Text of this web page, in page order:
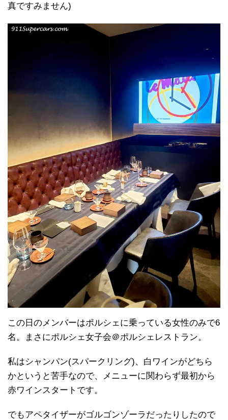
真ですみません)
この日のメンバーはポルシェに乗っている女性のみで6
名。まさにポルシェ女子会＠ポルシェレストラン。
私はシャンパン(スパークリング)、白ワインがどちら
かというと苦手なので、メニューに関わらず最初から
赤ワインスタートです。
でもアペタイザーがゴルゴンゾーラだったりしたので